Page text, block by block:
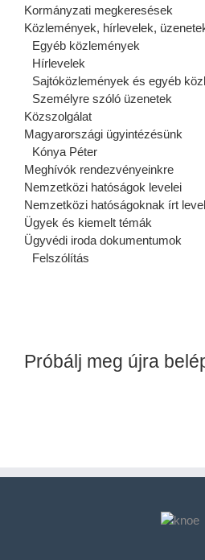
Próbálj meg újra
Kormányzati megkeresések
Közlemények, hírlevelek,
Egyéb közlemények
Hírlevelek
Sajtóközlemények és egyéb
Személyre szóló üzenetek
Közszolgálat
Magyarországi ügyintézésünk
Kónya Péter
Meghívók rendezvényeinkre
Nemzetközi hatóságok levelei
Nemzetközi hatóságoknak írt
Ügyek és kiemelt témák
Ügyvédi iroda dokumentumok
Felszólítás